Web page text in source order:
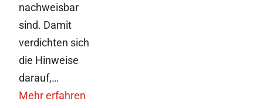
nachweisbar
sind. Damit
verdichten sich
die Hinweise
darauf,…
Mehr erfahren